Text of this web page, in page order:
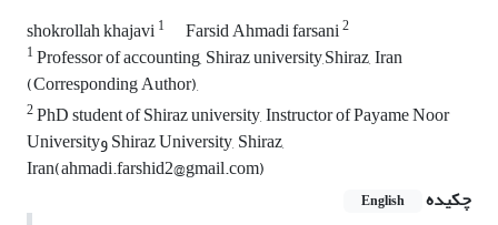
shokrollah khajavi1 Farsid Ahmadi farsani2
1Professor of accounting, Shiraz university,Shiraz, Iran
(Corresponding Author),
2PhD student of Shiraz university, Instructor of Payame Noor
Universityو Shiraz University, Shiraz,
Iran(ahmadi.farshid2@gmail.com)
چکیده
English